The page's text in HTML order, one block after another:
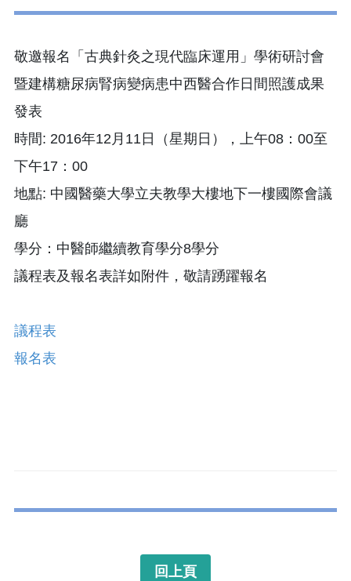
敬邀報名「古典針灸之現代臨床運用」學術研討會
暨建構糖尿病腎病變病患中西醫合作日間照護成果
發表
時間: 2016年12月11日（星期日），上午08：00至
下午17：00
地點: 中國醫藥大學立夫教學大樓地下一樓國際會議
廳
學分：中醫師繼續教育學分8學分
議程表及報名表詳如附件，敬請踴躍報名
議程表
報名表
回上頁